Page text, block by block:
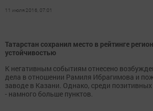
11 июля 2016, 07:01
Татарстан сохранил место в рейтинге
устойчивостью
К негативным событиям отнесено
дела в отношении Рамиля Ибрагимова и
заводе в Казани. Однако, среди
- намного больше пунктов.